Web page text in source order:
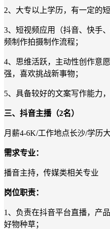
2、 大专以上学历，有一定的
3、短视频应用（抖音、快手
频制作拍摄制作流程；
4、思维活跃，主动性创作意
强，喜欢挑战新事物；
5、具备较好的文案写作能力，
三、 抖音主播（2名）
月薪4-6K/工作地点长沙/学历
需求专业：
播音主持，传媒类相关专业
岗位职责：
1 、负责在抖音平台直播，产
好物种草；